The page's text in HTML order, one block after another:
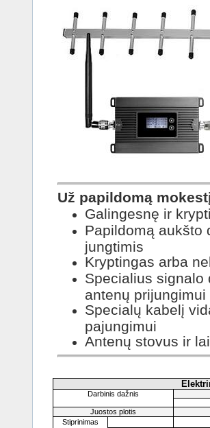
Už papildomą
Galingesnę ir
Papildomą aukšto
jungtimis
Kryptingas arba
Specialius signalo
antenų prijungimui
Specialų kabelį
pajungimui
Antenų stovus ir
Darbinis dažnis
Juostos plotis
Stiprinimas